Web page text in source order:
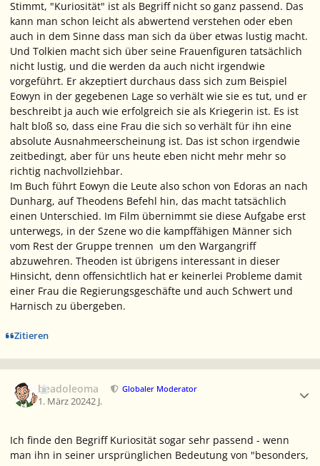
Stimmt, "Kuriosität" ist als Begriff nicht so ganz passend. Das
kann man schon leicht als abwertend verstehen oder eben
auch in dem Sinne dass man sich da über etwas lustig macht.
Und Tolkien macht sich über seine Frauenfiguren tatsächlich
nicht lustig, und die werden da auch nicht irgendwie
vorgeführt. Er akzeptiert durchaus dass sich zum Beispiel
Eowyn in der gegebenen Lage so verhält wie sie es tut, und er
beschreibt ja auch wie erfolgreich sie als Kriegerin ist. Es ist
halt bloß so, dass eine Frau die sich so verhält für ihn eine
absolute Ausnahmeerscheinung ist. Das ist schon irgendwie
zeitbedingt, aber für uns heute eben nicht mehr mehr so
richtig nachvollziehbar.
Im Buch führt Eowyn die Leute also schon von Edoras an nach
Dunharg, auf Theodens Befehl hin, das macht tatsächlich
einen Unterschied. Im Film übernimmt sie diese Aufgabe erst
unterwegs, in der Szene wo die kampffähigen Männer sich
vom Rest der Gruppe trennen um den Wargangriff
abzuwehren. Theoden ist übrigens interessant in dieser
Hinsicht, denn offensichtlich hat er keinerlei Probleme damit
einer Frau die Regierungsgeschäfte und auch Schwert und
Harnisch zu übergeben.
Zitieren
beadoleoma Globaler Moderator
1. März 20242 J.
Ich finde den Begriff Kuriosität sogar sehr passend - wenn
man ihn in seiner ursprünglichen Bedeutung von "besonders,